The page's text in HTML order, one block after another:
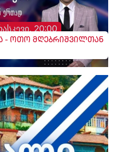
20:00
- ოთო მღებრიშვილთან